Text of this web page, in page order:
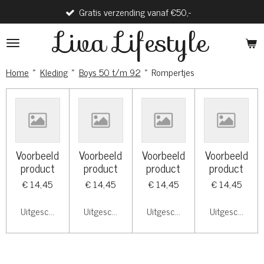
direct
naar
hoofdinhoud
Liva Lifestyle
Gratis verzending vanaf €50,-
Home » Kleding » Boys 50 t/m 92 » Rompertjes
Voorbeeld
product
€ 14,45
Uitgeschakeld
Voorbeeld
product
€ 14,45
Uitgeschakeld
Voorbeeld
product
€ 14,45
Uitgeschakeld
Voorbeeld
product
€ 14,45
Uitgeschakeld